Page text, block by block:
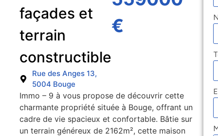
façades et
terrain
constructible
Rue des Anges 13,
5004 Bouge
€
Immo – 9 à vous propose de découvrir cette
charmante propriété située à Bouge, offrant un
cadre de vie spacieux et confortable. Bâtie sur
un terrain généreux de 2162m², cette maison